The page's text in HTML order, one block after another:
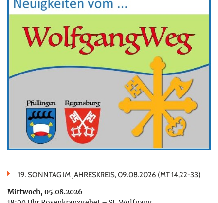
19. SONNTAG IM JAHRESKREIS, 09.08.2026 (MT 14,22-33)
Mittwoch, 05.08.2026